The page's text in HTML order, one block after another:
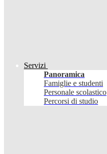
Servizi
Panoramica
Famiglie e studenti
Personale scolastico
Percorsi di studio